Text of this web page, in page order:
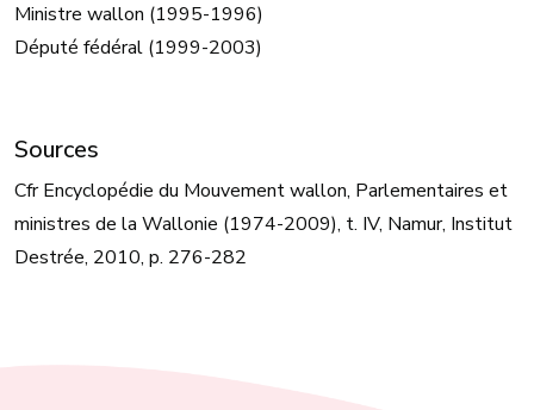
Ministre wallon (1995-1996)
Député fédéral (1999-2003)
Sources
Cfr Encyclopédie du Mouvement wallon, Parlementaires et
ministres de la Wallonie (1974-2009), t. IV, Namur, Institut
Destrée, 2010, p. 276-282